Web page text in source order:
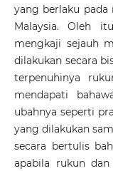
yang berlaku pada
Malaysia. Oleh
mengkaji sejauh
dilakukan secara
terpenuhinya
mendapati
ubahnya seperti
yang dilakukan
secara bertulis
apabila rukun